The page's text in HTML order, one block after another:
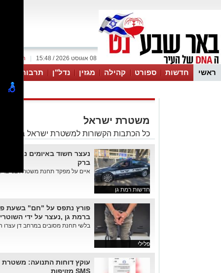
המייל 08 אוגוסט 2026 / 15:48
ראשי חדשות ספורט קהילה מגזין נדל"ן תרבות
משטרת ישראל
כל הכתבות הקשורות למשטרת ישראל באתר
חדשות רמת גן
נעצר חשוד באיומים נגד
ברק
איים על מפקד תחנת משטרת בני
פלילי
פורץ נתפס על "חם" בשעת
ברמת גן ,נעצר על ידי
בלשי תחנת מסובים במרחב דן
עוקץ דוחות התנועה: משטרת
SMS מזויפות